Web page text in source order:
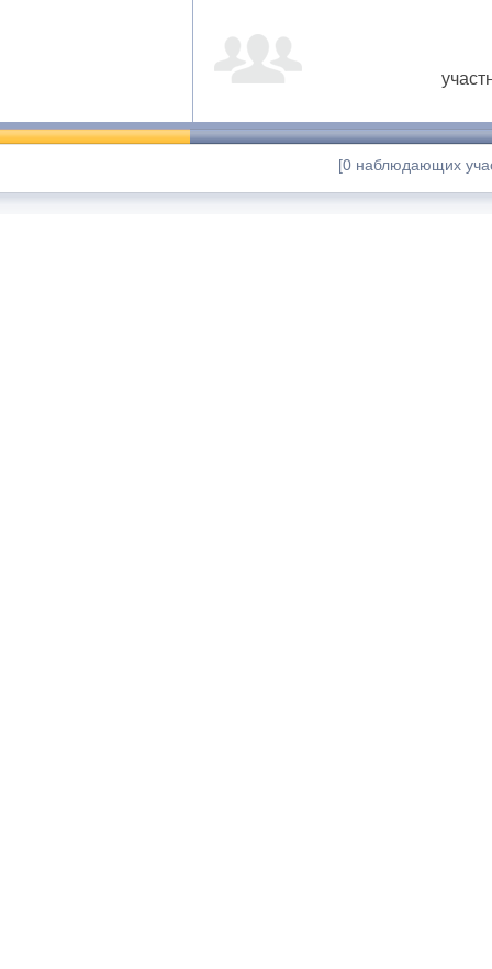
[0 наблюдающих